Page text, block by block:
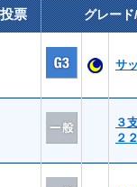
票 グレー
サ
３
２